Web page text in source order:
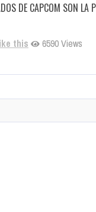
DE CAPCOM SON LA
this 6590 Views